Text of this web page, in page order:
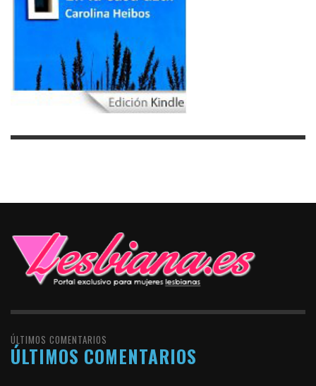
ÚLTIMOS COMENTARIOS
ÚLTIMOS COMENTARIOS